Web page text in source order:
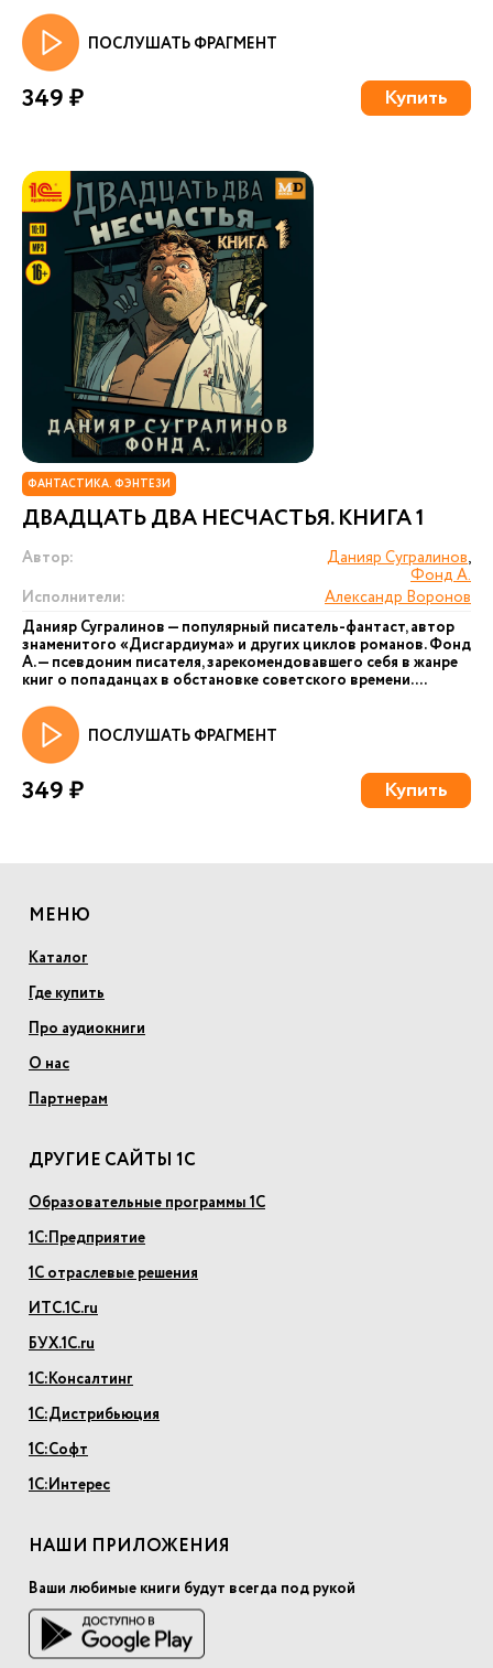
ПОСЛУШАТЬ ФРАГМЕНТ
349 ₽ Купить
ФАНТАСТИКА. ФЭНТЕЗИ
ДВАДЦАТЬ ДВА НЕСЧАСТЬЯ. КНИГА 1
Автор: Данияр Сугралинов,
Фонд А.
Исполнители:
Александр Воронов
Данияр Сугралинов — популярный писатель-фантаст, автор
знаменитого «Дисгардиума» и других циклов романов. Фонд
А. — псевдоним писателя, зарекомендовавшего себя в жанре
книг о попаданцах в обстановке советского времени....
ПОСЛУШАТЬ ФРАГМЕНТ
349 ₽ Купить
МЕНЮ
Каталог
Где купить
Про аудиокниги
О нас
Партнерам
ДРУГИЕ САЙТЫ 1С
Образовательные программы 1С
1С:Предприятие
1С отраслевые решения
ИТС.1С.ru
БУХ.1С.ru
1С:Консалтинг
1С:Дистрибьюция
1С:Софт
1С:Интерес
НАШИ ПРИЛОЖЕНИЯ
Ваши любимые книги будут всегда под рукой